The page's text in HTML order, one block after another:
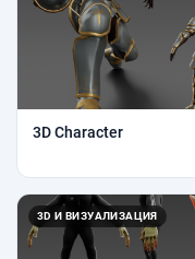
3D Character
3D И ВИЗУАЛИЗАЦИЯ